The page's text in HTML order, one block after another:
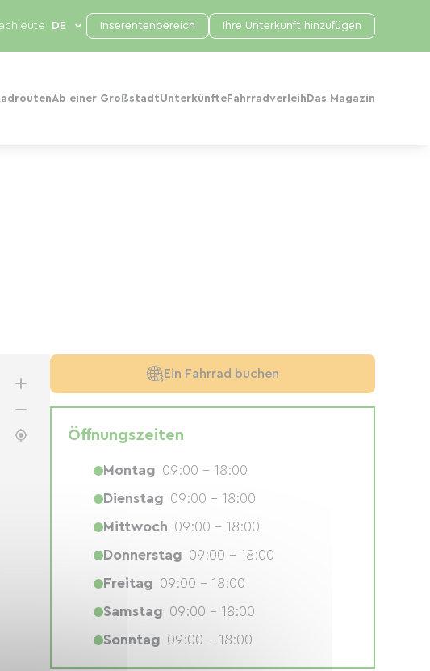
Ab einer GroßstadtUnterkünfte Fahrradverleih Das Magazin
Inserentenbereich Ihre Unterkunft hinzufügen
Ein Fahrrad buchen
Öffnungszeiten
Montag 09:00 - 18:00
Dienstag 09:00 - 18:00
Mittwoch 09:00 - 18:00
Donnerstag 09:00 - 18:00
Freitag 09:00 - 18:00
Samstag 09:00 - 18:00
Sonntag 09:00 - 18:00